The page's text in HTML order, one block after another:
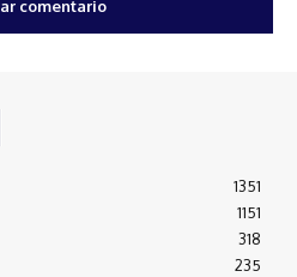
1351
1151
318
235